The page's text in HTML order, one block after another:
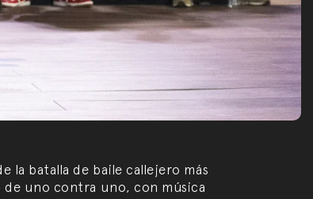
la batalla de baile callejero más
uno contra uno, con música